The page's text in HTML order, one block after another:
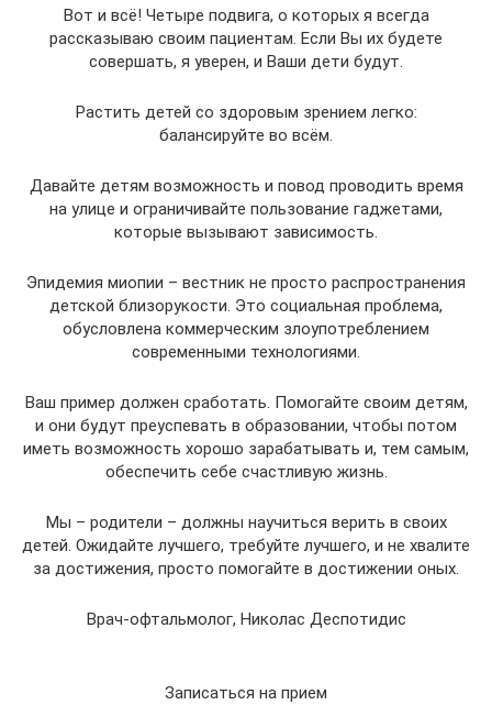
Вот и всё! Четыре подвига, о которых я всегда
рассказываю своим пациентам. Если Вы их будете
совершать, я уверен, и Ваши дети будут.
Растить детей со здоровым зрением легко:
балансируйте во всём.
Давайте детям возможность и повод проводить время
на улице и ограничивайте пользование гаджетами,
которые вызывают зависимость.
Эпидемия миопии – вестник не просто распространения
детской близорукости. Это социальная проблема,
обусловлена коммерческим злоупотреблением
современными технологиями.
Ваш пример должен сработать. Помогайте своим детям,
и они будут преуспевать в образовании, чтобы потом
иметь возможность хорошо зарабатывать и, тем самым,
обеспечить себе счастливую жизнь.
Мы – родители – должны научиться верить в своих
детей. Ожидайте лучшего, требуйте лучшего, и не хвалите
за достижения, просто помогайте в достижении оных.
Врач-офтальмолог, Николас Деспотидис
Записаться на прием